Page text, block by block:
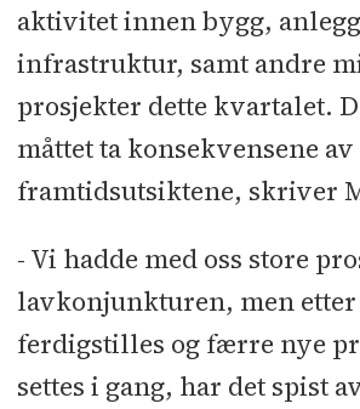
aktivitet innen bygg,
infrastruktur, samt andre
prosjekter dette kvartalet.
måttet ta konsekvensene
framtidsutsiktene, skriver
- Vi hadde med oss store
lavkonjunkturen, men etter
ferdigstilles og færre nye
settes i gang, har det spist